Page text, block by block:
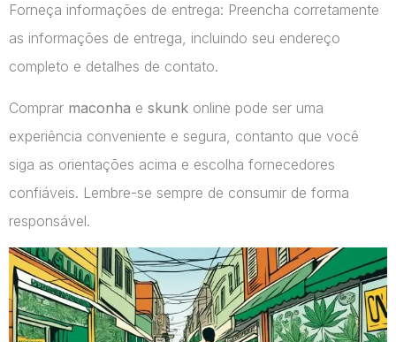
Forneça informações de entrega: Preencha corretamente
as informações de entrega, incluindo seu endereço
completo e detalhes de contato.
Comprar maconha e skunk online pode ser uma
experiência conveniente e segura, contanto que você
siga as orientações acima e escolha fornecedores
confiáveis. Lembre-se sempre de consumir de forma
responsável.